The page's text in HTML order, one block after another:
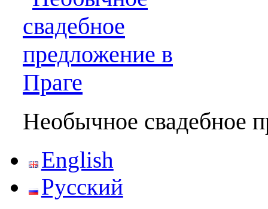
Необычное свадебное
English
Русский